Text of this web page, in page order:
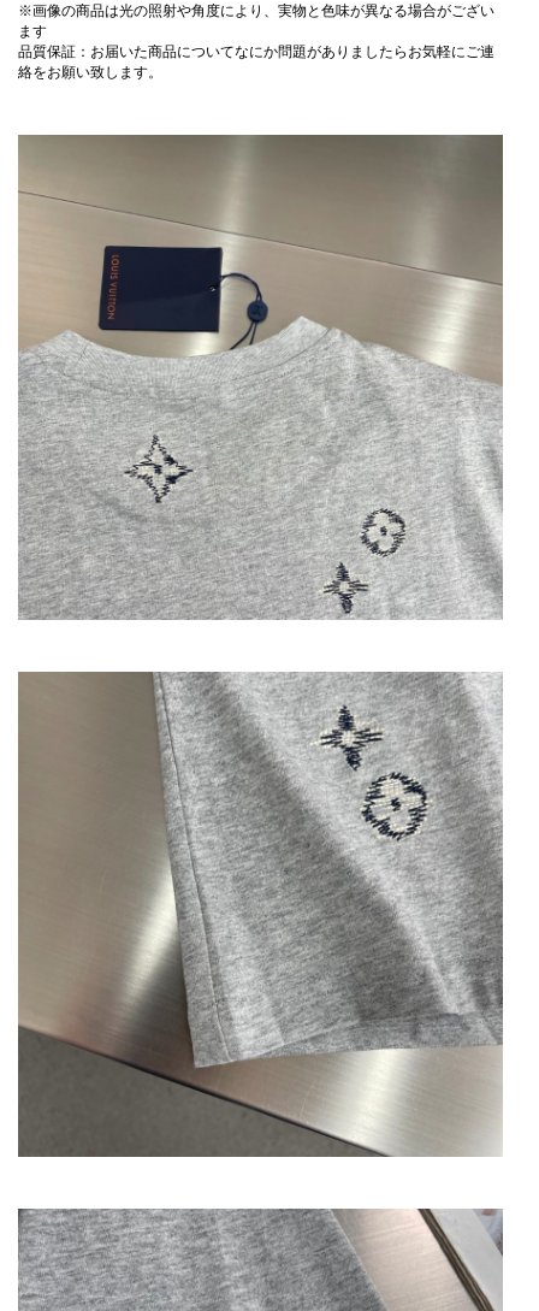
※画像の商品は光の照射や角度により、実物と色味が異なる場合がござい
ます
品質保証：お届いた商品についてなにか問題がありましたらお気軽にご連
絡をお願い致します。